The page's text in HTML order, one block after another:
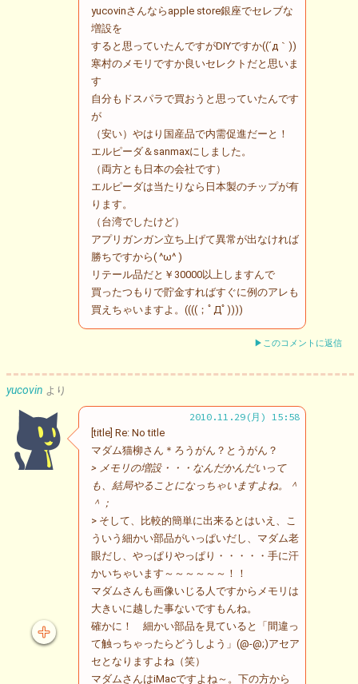
yucovinさんならapple store銀座でセレブな
増設を
すると思っていたんですがDIYですか((´д｀))
寒村のメモリですか良いセレクトだと思いま
す
自分もドスパラで買おうと思っていたんです
が
（安い）やはり国産品で内需促進だーと！
エルピーダ＆sanmaxにしました。
（両方とも日本の会社です）
エルピーダは当たりなら日本製のチップが有
ります。
（台湾でしたけど）
アプリガンガン立ち上げて異常が出なければ
勝ちですから( ^ω^ )
リテール品だと￥30000以上しますんで
買ったつもりで貯金すればすぐに例のアレも
買えちゃいますよ。((((；ﾟДﾟ))))
▶このコメントに返信
yucovin より
2010.11.29(月) 15:58
[title] Re: No title
マダム猫柳さん＊ろうがん？とうがん？
> メモリの増設・・・なんだかんだいって
も、結局やることになっちゃいますよね。＾
＾；
> そして、比較的簡単に出来るとはいえ、こ
ういう細かい部品がいっぱいだし、マダム老
眼だし、やっぱりやっぱり・・・・・手に汗
かいちゃいます～～～～～～！！
マダムさんも画像いじる人ですからメモリは
大きいに越した事ないですもんね。
確かに！ 細かい部品を見ていると「間違っ
て触っちゃったらどうしよう」(@-@;)アセア
セとなりますよね（笑）
マダムさんはiMacですよね～。下の方から